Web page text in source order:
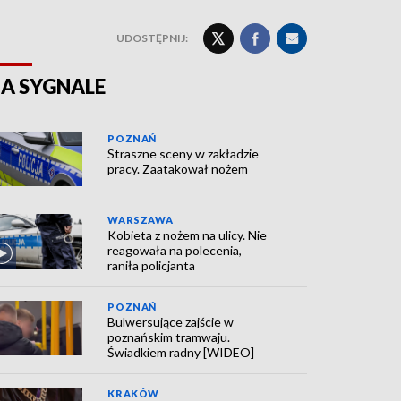
UDOSTĘPNIJ:
SYGNALE
POZNAŃ
Straszne sceny w zakładzie
pracy. Zaatakował nożem
WARSZAWA
Kobieta z nożem na ulicy. Nie
reagowała na polecenia,
raniła policjanta
POZNAŃ
Bulwersujące zajście w
poznańskim tramwaju.
Świadkiem radny [WIDEO]
KRAKÓW